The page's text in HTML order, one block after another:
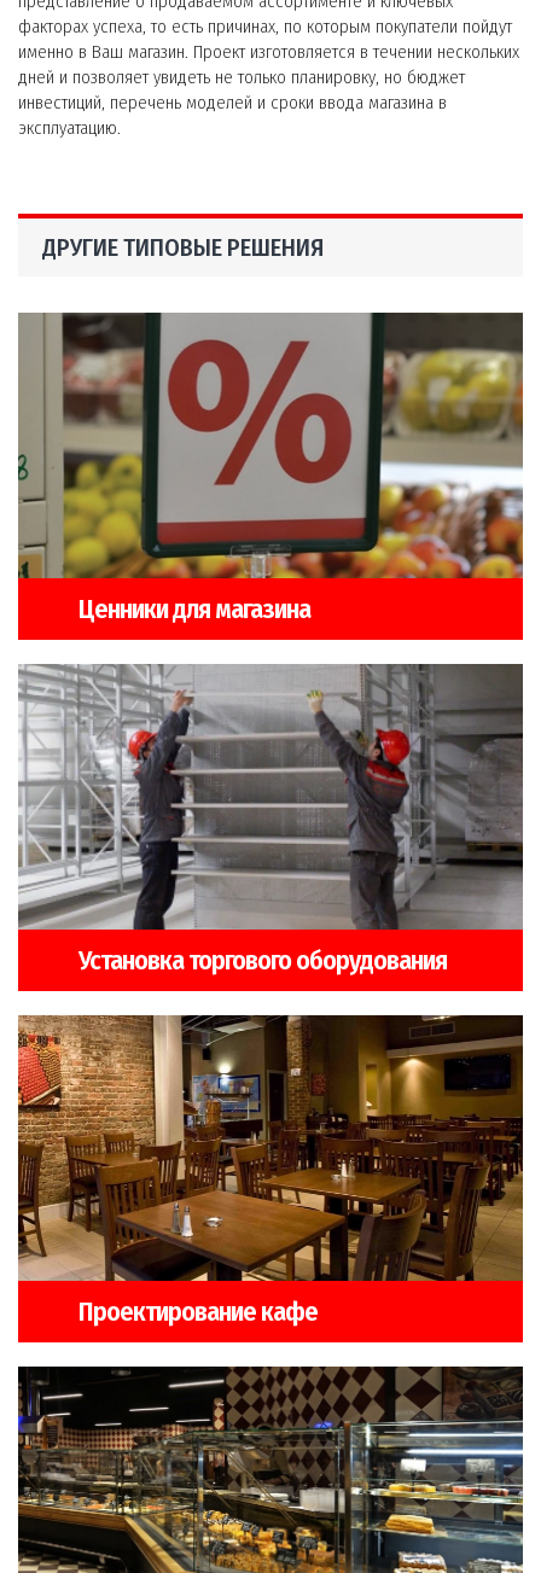
факторах успеха, то есть причинах, по которым покупатели пойдут
именно в Ваш магазин. Проект изготовляется в течении нескольких
дней и позволяет увидеть не только планировку, но бюджет
инвестиций, перечень моделей и сроки ввода магазина в
эксплуатацию.
ДРУГИЕ ТИПОВЫЕ РЕШЕНИЯ
Ценники для магазина
Установка торгового оборудования
Проектирование кафе